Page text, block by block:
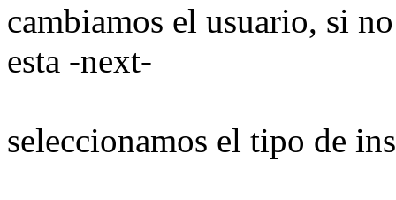
cambiamos el usuario, si
esta -next-
seleccionamos el tipo de